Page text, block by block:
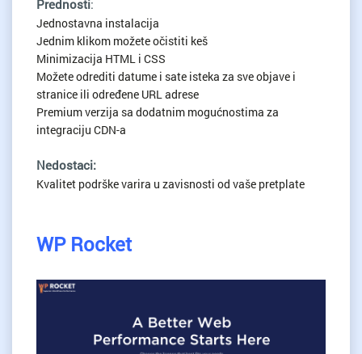
Prednosti:
Jednostavna instalacija
Jednim klikom možete očistiti keš
Minimizacija HTML i CSS
Možete odrediti datume i sate isteka za sve objave i
stranice ili određene URL adrese
Premium verzija sa dodatnim mogućnostima za
integraciju CDN-a
Nedostaci:
Kvalitet podrške varira u zavisnosti od vaše pretplate
WP Rocket